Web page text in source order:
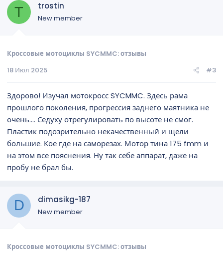
T trostin
New member
Кроссовые мотоциклы SYCMMC: отзывы
18 Июл 2025
#3
Здорово! Изучал мотокросс SYCMMC. Здесь рама
прошлого поколения, прогрессия заднего маятника не
очень.... Седуху отрегулировать по высоте не смог.
Пластик подозрительно некачественный и щели
большие. Кое где на саморезах. Мотор тина 175 fmm и
на этом все пояснения. Ну так себе аппарат, даже на
пробу не брал бы.
D dimasikg-187
New member
Кроссовые мотоциклы SYCMMC: отзывы